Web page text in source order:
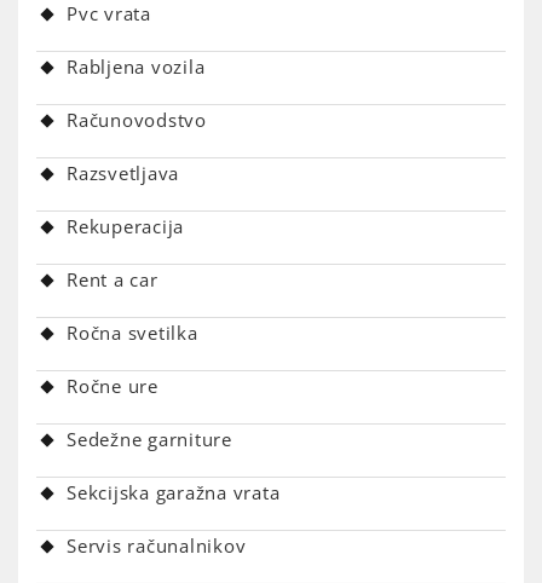
Pvc vrata
Rabljena vozila
Računovodstvo
Razsvetljava
Rekuperacija
Rent a car
Ročna svetilka
Ročne ure
Sedežne garniture
Sekcijska garažna vrata
Servis računalnikov